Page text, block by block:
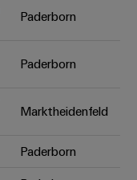
Digital
neuen Niveau
schnell
Paderborn
Paderborn
Marktheidenfeld
Paderborn